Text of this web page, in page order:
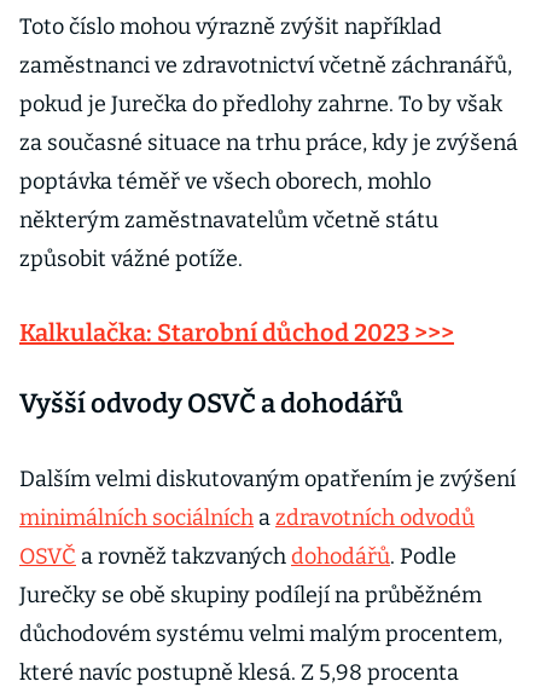
Toto číslo mohou výrazně zvýšit například
zaměstnanci ve zdravotnictví včetně záchranářů,
pokud je Jurečka do předlohy zahrne. To by však
za současné situace na trhu práce, kdy je zvýšená
poptávka téměř ve všech oborech, mohlo
některým zaměstnavatelům včetně státu
způsobit vážné potíže.
Kalkulačka: Starobní důchod 2023 >>>
Vyšší odvody OSVČ a dohodářů
Dalším velmi diskutovaným opatřením je zvýšení
minimálních sociálních azdravotních odvodů
OSVČ a rovněž takzvanýchdohodářů. Podle
Jurečky se obě skupiny podílejí na průběžném
důchodovém systému velmi malým procentem,
které navíc postupně klesá. Z 5,98 procenta